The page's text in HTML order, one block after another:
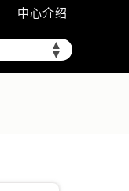
中心介绍
▲
▼